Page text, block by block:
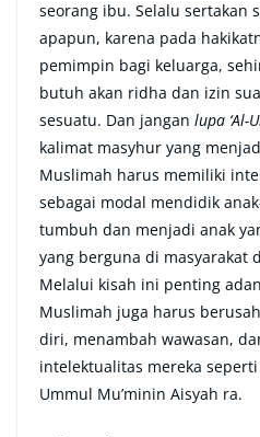
seorang ibu. Selalu sertakan
apapun, karena pada
pemimpin bagi keluarga,
butuh akan ridha dan izin
sesuatu. Dan jangan lupa ‘Al-
kalimat masyhur yang
Muslimah harus memiliki
sebagai modal mendidik
tumbuh dan menjadi anak
yang berguna di masyarakat
Melalui kisah ini penting
Muslimah juga harus
diri, menambah wawasan,
intelektualitas mereka
Ummul Mu’minin Aisyah ra.